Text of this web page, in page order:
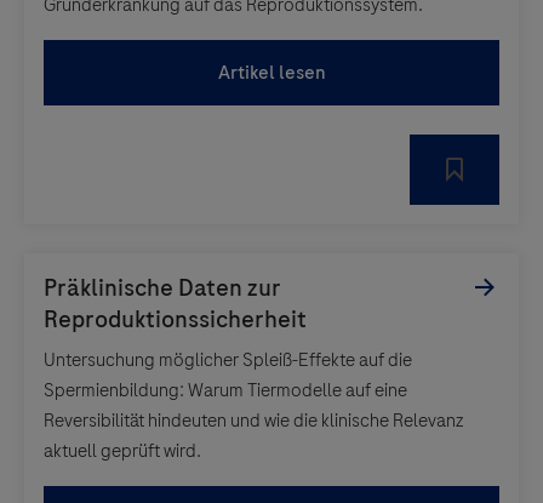
Artikel lesen
Untersuchung möglicher Spleiß-Effekte auf die
Spermienbildung: Warum Tiermodelle auf eine
Reversibilität hindeuten und wie die klinische Relevanz
aktuell geprüft wird.